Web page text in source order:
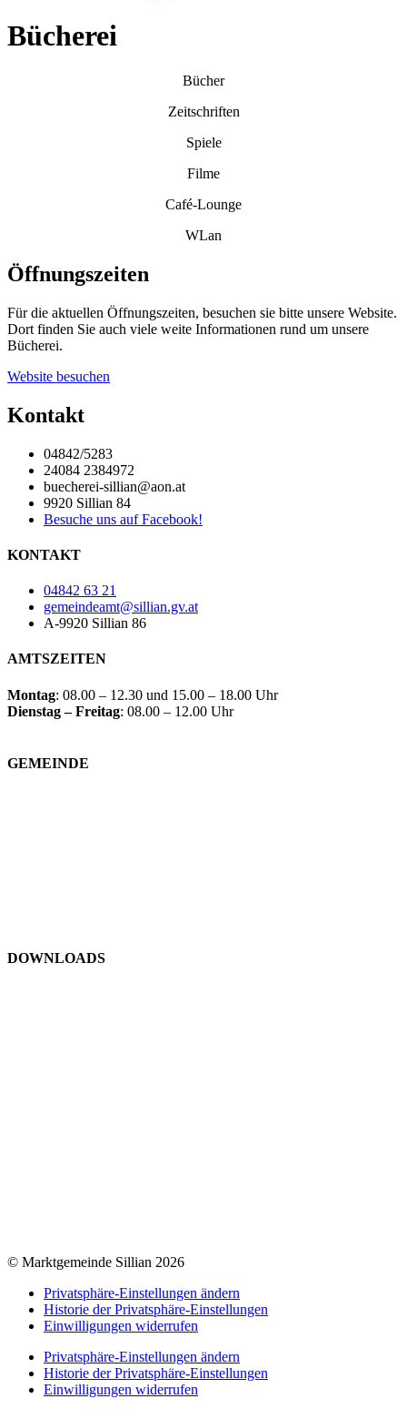
Bücherei
Bücher
Zeitschriften
Spiele
Filme
Café-Lounge
WLan
Öffnungszeiten
Für die aktuellen Öffnungszeiten, besuchen sie bitte unsere Website.
Dort finden Sie auch viele weite Informationen rund um unsere
Bücherei.
Website besuchen
Kontakt
04842/5283​
24084 2384972
buecherei-sillian@aon.at
9920 Sillian 84
Besuche uns auf Facebook!
KONTAKT
04842 63 21
gemeindeamt@sillian.gv.at
A-9920 Sillian 86
AMTSZEITEN
Montag: 08.00 – 12.30 und 15.00 – 18.00 Uhr
Dienstag – Freitag: 08.00 – 12.00 Uhr
GEMEINDE
DOWNLOADS
© Marktgemeinde Sillian 2026
Privatsphäre-Einstellungen ändern
Historie der Privatsphäre-Einstellungen
Einwilligungen widerrufen
Privatsphäre-Einstellungen ändern
Historie der Privatsphäre-Einstellungen
Einwilligungen widerrufen